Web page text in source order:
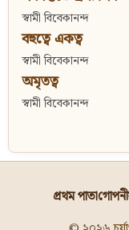
স্বামী বিবেকানন্দ
বহুত্বে একত্ব
স্বামী বিবেকানন্দ
অমৃতত্ব
স্বামী বিবেকানন্দ
প্রথম পাতা